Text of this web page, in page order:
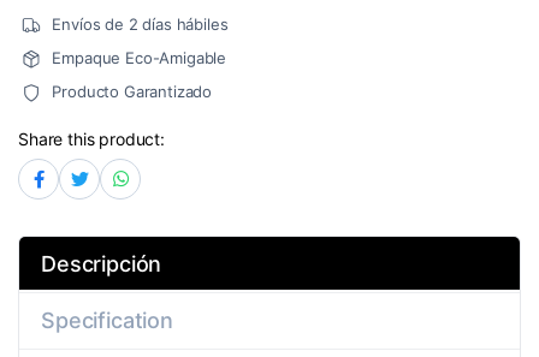
Envíos de 2 días hábiles
Empaque Eco-Amigable
Producto Garantizado
Share this product:
Descripción
Specification